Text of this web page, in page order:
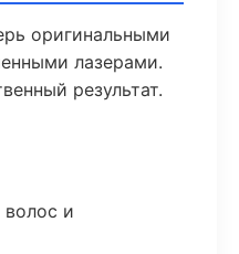
оригинальными
лазерами.
результат.
и